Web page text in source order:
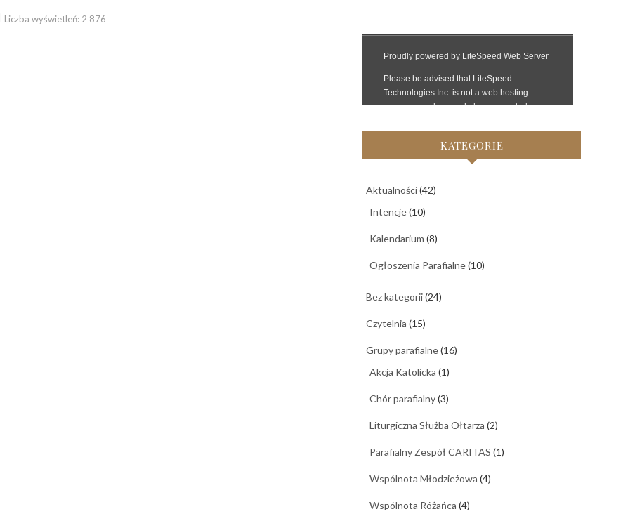
Liczba wyświetleń: 2 876
KATEGORIE
Aktualności(42)
Intencje(10)
Kalendarium (8)
Ogłoszenia Parafialne(10)
Bez kategorii(24)
Czytelnia (15)
Grupy parafialne(16)
Akcja Katolicka (1)
Chór parafialny(3)
Liturgiczna Służba Ołtarza (2)
Parafialny Zespół CARITAS (1)
Wspólnota Młodzieżowa (4)
Wspólnota Różańca (4)